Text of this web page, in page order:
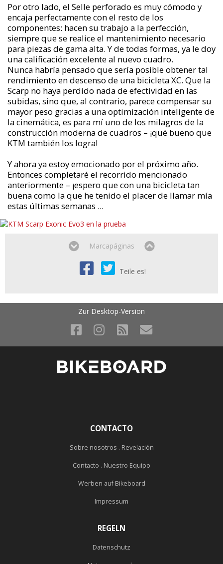
Por otro lado, el Selle perforado es muy cómodo y
encaja perfectamente con el resto de los
componentes: hacen su trabajo a la perfección,
siempre que se realice el mantenimiento necesario
para piezas de gama alta. Y de todas formas, ya le doy
una calificación excelente al nuevo cuadro.
Nunca habría pensado que sería posible obtener tal
rendimiento en descenso de una bicicleta XC. Que la
Scarp no haya perdido nada de efectividad en las
subidas, sino que, al contrario, parece compensar su
mayor peso gracias a una optimización inteligente de
la cinemática, es para mí uno de los milagros de la
construcción moderna de cuadros – ¡qué bueno que
KTM también los logra!
Y ahora ya estoy emocionado por el próximo año.
Entonces completaré el recorrido mencionado
anteriormente – ¡espero que con una bicicleta tan
buena como la que he tenido el placer de llamar mía
estas últimas semanas ...
Marcapáginas
Teile es!
Zur Desktop-Version
CONTACTO
Sobre nosotros . Revelación
Contacto . Nuestro Equipo
Werben auf Bikeboard
Impressum
REGELN
Datenschutz